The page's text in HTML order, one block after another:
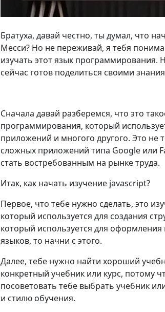
Братуха, давай честно, ты думал, что
Месси? Но не переживай, я тебя
изучать этот язык программирования.
сейчас готов поделиться своими
Сначала давай разберемся, что это
программирования, который
приложений и многого другого. Это не
сложных приложений типа Google или
стать востребованным на рынке труда.
Итак, как начать изучение jаvascript?
Первое, что тебе нужно сделать, это
который используется для создания
который используется для
языков, то начни с этого.
Далее, тебе нужно найти хороший
конкретный учебник или курс, потому
посоветовать тебе выбрать учебник
и стилю обучения.